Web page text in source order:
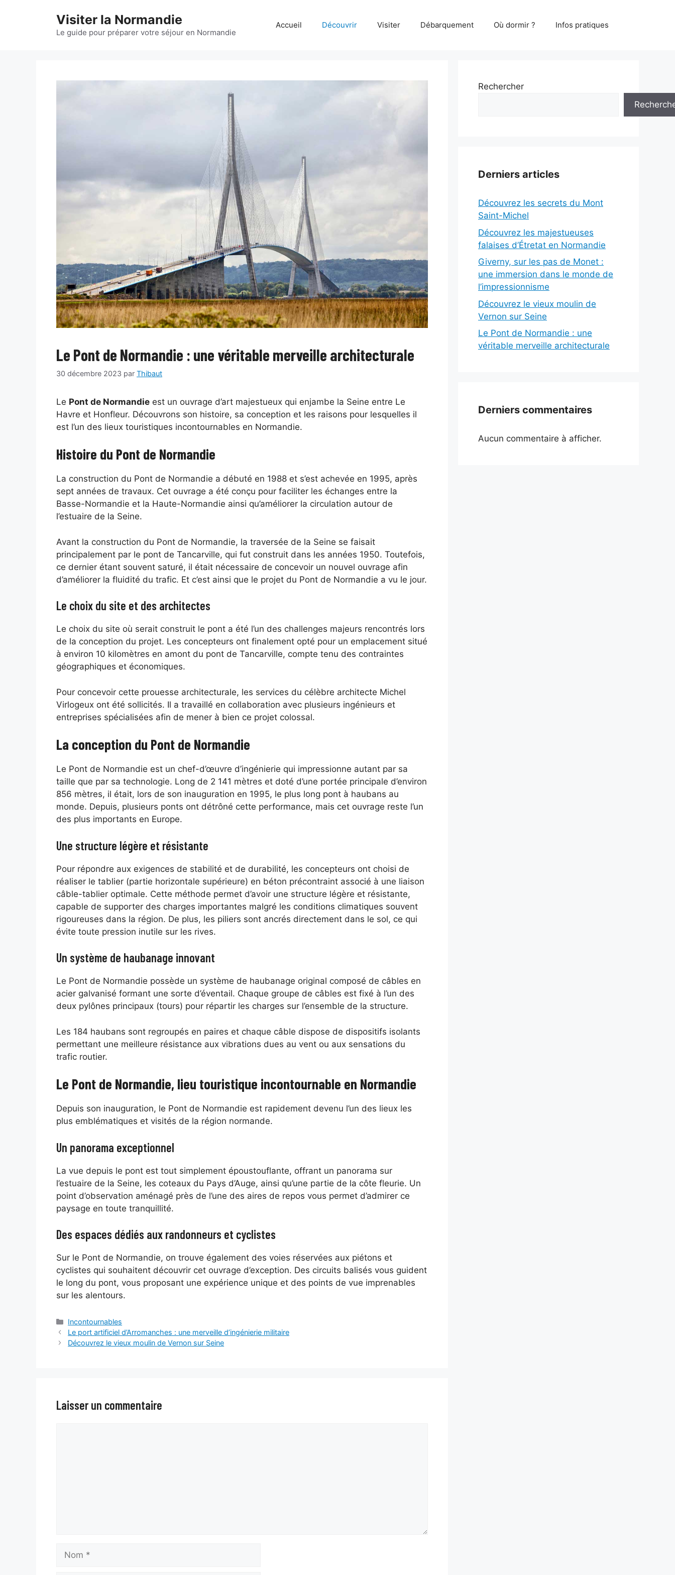
Visiter la Normandie
Le guide pour préparer votre séjour en Normandie
Accueil Découvrir Visiter Débarquement Où dormir ? Infos pratiques
Le Pont de Normandie : une véritable merveille architecturale
30 décembre 2023 par Thibaut
Le Pont de Normandie est un ouvrage d’art majestueux qui enjambe la Seine entre Le
Havre et Honfleur. Découvrons son histoire, sa conception et les raisons pour lesquelles il
est l’un des lieux touristiques incontournables en Normandie.
Histoire du Pont de Normandie
La construction du Pont de Normandie a débuté en 1988 et s’est achevée en 1995, après
sept années de travaux. Cet ouvrage a été conçu pour faciliter les échanges entre la
Basse-Normandie et la Haute-Normandie ainsi qu’améliorer la circulation autour de
l’estuaire de la Seine.
Avant la construction du Pont de Normandie, la traversée de la Seine se faisait
principalement par le pont de Tancarville, qui fut construit dans les années 1950. Toutefois,
ce dernier étant souvent saturé, il était nécessaire de concevoir un nouvel ouvrage afin
d’améliorer la fluidité du trafic. Et c’est ainsi que le projet du Pont de Normandie a vu le jour.
Le choix du site et des architectes
Le choix du site où serait construit le pont a été l’un des challenges majeurs rencontrés lors
de la conception du projet. Les concepteurs ont finalement opté pour un emplacement situé
à environ 10 kilomètres en amont du pont de Tancarville, compte tenu des contraintes
géographiques et économiques.
Pour concevoir cette prouesse architecturale, les services du célèbre architecte Michel
Virlogeux ont été sollicités. Il a travaillé en collaboration avec plusieurs ingénieurs et
entreprises spécialisées afin de mener à bien ce projet colossal.
La conception du Pont de Normandie
Le Pont de Normandie est un chef-d’œuvre d’ingénierie qui impressionne autant par sa
taille que par sa technologie. Long de 2 141 mètres et doté d’une portée principale d’environ
856 mètres, il était, lors de son inauguration en 1995, le plus long pont à haubans au
monde. Depuis, plusieurs ponts ont détrôné cette performance, mais cet ouvrage reste l’un
des plus importants en Europe.
Une structure légère et résistante
Pour répondre aux exigences de stabilité et de durabilité, les concepteurs ont choisi de
réaliser le tablier (partie horizontale supérieure) en béton précontraint associé à une liaison
câble-tablier optimale. Cette méthode permet d’avoir une structure légère et résistante,
capable de supporter des charges importantes malgré les conditions climatiques souvent
rigoureuses dans la région. De plus, les piliers sont ancrés directement dans le sol, ce qui
évite toute pression inutile sur les rives.
Un système de haubanage innovant
Le Pont de Normandie possède un système de haubanage original composé de câbles en
acier galvanisé formant une sorte d’éventail. Chaque groupe de câbles est fixé à l’un des
deux pylônes principaux (tours) pour répartir les charges sur l’ensemble de la structure.
Les 184 haubans sont regroupés en paires et chaque câble dispose de dispositifs isolants
permettant une meilleure résistance aux vibrations dues au vent ou aux sensations du
trafic routier.
Le Pont de Normandie, lieu touristique incontournable en Normandie
Depuis son inauguration, le Pont de Normandie est rapidement devenu l’un des lieux les
plus emblématiques et visités de la région normande.
Un panorama exceptionnel
La vue depuis le pont est tout simplement époustouflante, offrant un panorama sur
l’estuaire de la Seine, les coteaux du Pays d’Auge, ainsi qu’une partie de la côte fleurie. Un
point d’observation aménagé près de l’une des aires de repos vous permet d’admirer ce
paysage en toute tranquillité.
Des espaces dédiés aux randonneurs et cyclistes
Sur le Pont de Normandie, on trouve également des voies réservées aux piétons et
cyclistes qui souhaitent découvrir cet ouvrage d’exception. Des circuits balisés vous guident
le long du pont, vous proposant une expérience unique et des points de vue imprenables
sur les alentours.
Catégories
Incontournables
Le port artificiel d’Arromanches : une merveille d’ingénierie militaire
Découvrez le vieux moulin de Vernon sur Seine
Laisser un commentaire
Rechercher
Derniers articles
Découvrez les secrets du Mont
Saint-Michel
Découvrez les majestueuses
falaises d’Étretat en Normandie
Giverny, sur les pas de Monet :
une immersion dans le monde de
l’impressionnisme
Découvrez le vieux moulin de
Vernon sur Seine
Le Pont de Normandie : une
véritable merveille architecturale
Derniers commentaires
Aucun commentaire à afficher.